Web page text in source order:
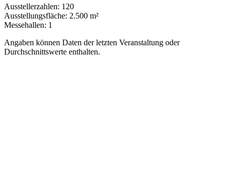
Ausstellerzahlen: 120
Ausstellungsfläche: 2.500 m²
Messehallen: 1
Angaben können Daten der letzten Veranstaltung oder
Durchschnittswerte enthalten.